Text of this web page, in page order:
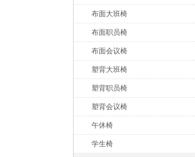
布面大班椅
布面职员椅
布面会议椅
塑背大班椅
塑背职员椅
塑背会议椅
午休椅
学生椅